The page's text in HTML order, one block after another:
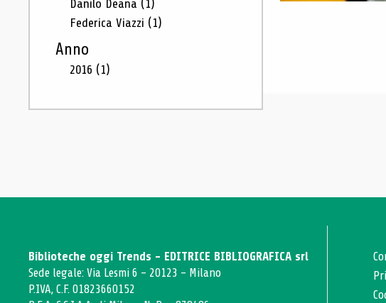
Danilo Deana (1)
Federica Viazzi (1)
Anno
2016 (1)
Biblioteche oggi Trends - EDITRICE BIBLIOGRAFICA srl
Sede legale: Via Lesmi 6 - 20123 - Milano
P.IVA, C.F. 01823660152